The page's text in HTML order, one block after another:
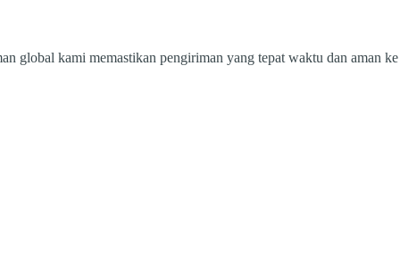
global kami memastikan pengiriman yang tepat waktu dan aman ke